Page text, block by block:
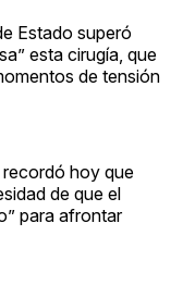
Estado superó
esta cirugía, que
de tensión
recordó hoy que
de que el
para afrontar